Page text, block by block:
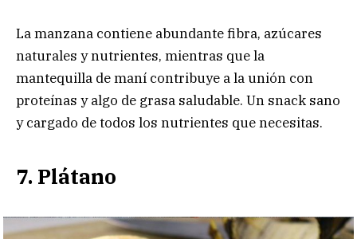
La manzana contiene abundante fibra, azúcares
naturales y nutrientes, mientras que la
mantequilla de maní contribuye a la unión con
proteínas y algo de grasa saludable. Un snack sano
y cargado de todos los nutrientes que necesitas.
7. Plátano